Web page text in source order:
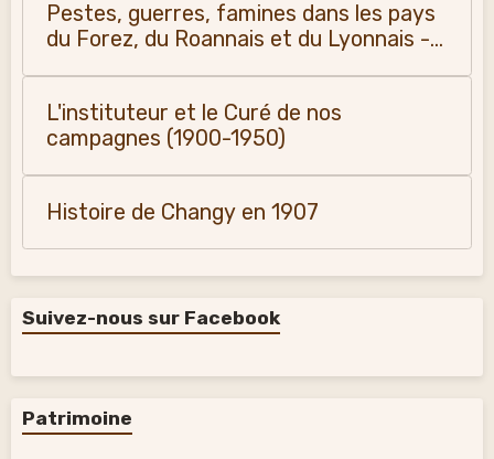
Pestes, guerres, famines dans les pays
du Forez, du Roannais et du Lyonnais -
L'instituteur et le Curé de nos
campagnes (1900-1950)
Histoire de Changy en 1907
Suivez-nous sur Facebook
Patrimoine